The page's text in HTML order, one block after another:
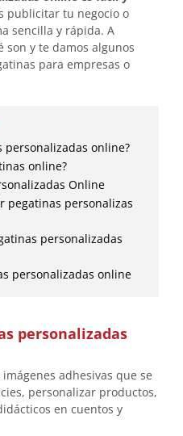
publicitar tu negocio o
sencilla y rápida. A
y te damos algunos
para empresas o
personalizadas online?
online?
Online
pegatinas personalizas
personalizadas
personalizadas online
personalizadas
adhesivas que se
personalizar productos,
en cuentos y